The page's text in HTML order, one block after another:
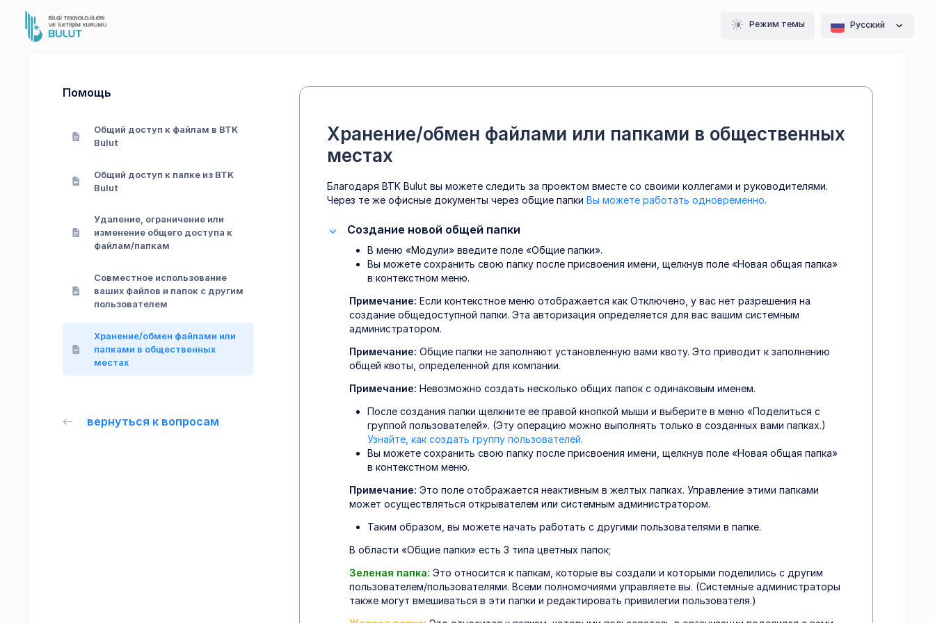
Режим темы Pусский
Помощь
Общий доступ к файлам в BTK
Bulut
Общий доступ к папке из BTK
Bulut
Удаление, ограничение или
изменение общего доступа к
файлам/папкам
Совместное использование
ваших файлов и папок с другим
пользователем
Хранение/обмен файлами или
папками в общественных
местах
вернуться к вопросам
Хранение/обмен файлами или папками в общественных
местах
Благодаря BTK Bulut вы можете следить за проектом вместе со своими коллегами и руководителями.
Через те же офисные документы через общие папки Вы можете работать одновременно.
Создание новой общей папки
В меню «Модули» введите поле «Общие папки».
Вы можете сохранить свою папку после присвоения имени, щелкнув поле «Новая общая папка»
в контекстном меню.
Примечание: Если контекстное меню отображается как Отключено, у вас нет разрешения на
создание общедоступной папки. Эта авторизация определяется для вас вашим системным
администратором.
Примечание: Общие папки не заполняют установленную вами квоту. Это приводит к заполнению
общей квоты, определенной для компании.
Примечание: Невозможно создать несколько общих папок с одинаковым именем.
После создания папки щелкните ее правой кнопкой мыши и выберите в меню «Поделиться с
группой пользователей». (Эту операцию можно выполнять только в созданных вами папках.)
Узнайте, как создать группу пользователей.
Вы можете сохранить свою папку после присвоения имени, щелкнув поле «Новая общая папка»
в контекстном меню.
Примечание: Это поле отображается неактивным в желтых папках. Управление этими папками
может осуществляться открывателем или системным администратором.
Таким образом, вы можете начать работать с другими пользователями в папке.
В области «Общие папки» есть 3 типа цветных папок;
Зеленая папка: Это относится к папкам, которые вы создали и которыми поделились с другим
пользователем/пользователями. Всеми полномочиями управляете вы. (Системные администраторы
также могут вмешиваться в эти папки и редактировать привилегии пользователя.)